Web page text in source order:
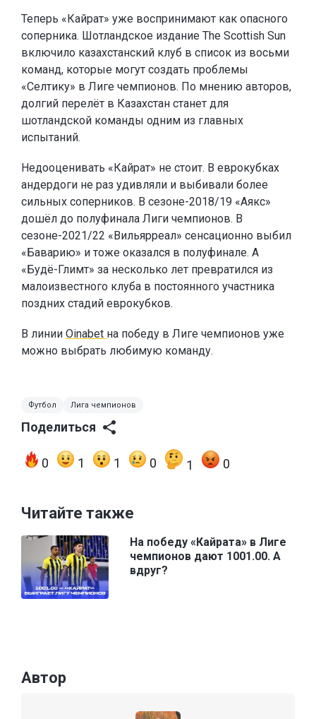
Теперь «Кайрат» уже воспринимают как опасного
соперника. Шотландское издание The Scottish Sun
включило казахстанский клуб в список из восьми
команд, которые могут создать проблемы
«Селтику» в Лиге чемпионов. По мнению авторов,
долгий перелёт в Казахстан станет для
шотландской команды одним из главных
испытаний.
Недооценивать «Кайрат» не стоит. В еврокубках
андердоги не раз удивляли и выбивали более
сильных соперников. В сезоне-2018/19 «Аякс»
дошёл до полуфинала Лиги чемпионов. В
сезоне-2021/22 «Вильярреал» сенсационно выбил
«Баварию» и тоже оказался в полуфинале. А
«Будё-Глимт» за несколько лет превратился из
малоизвестного клуба в постоянного участника
поздних стадий еврокубков.
В линии Oinabet на победу в Лиге чемпионов уже
можно выбрать любимую команду.
Футбол Лига чемпионов
Поделиться
0 1 1 0 1 0
Читайте также
На победу «Кайрата» в Лиге
чемпионов дают 1001.00. А
вдруг?
Автор